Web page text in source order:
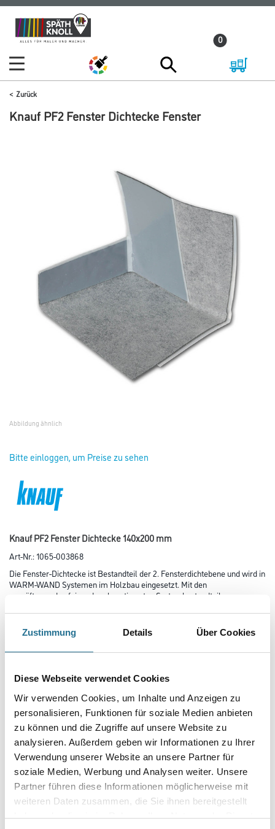
Zustimmung Details Über Cookies
Diese Webseite verwendet Cookies
Wir verwenden Cookies, um Inhalte und Anzeigen zu
personalisieren, Funktionen für soziale Medien anbieten
zu können und die Zugriffe auf unsere Website zu
analysieren. Außerdem geben wir Informationen zu Ihrer
Verwendung unserer Website an unsere Partner für
soziale Medien, Werbung und Analysen weiter. Unsere
Partner führen diese Informationen möglicherweise mit
weiteren Daten zusammen, die Sie ihnen bereitgestellt
haben oder die sie im Rahmen Ihrer Nutzung der Dienste
Zum
Inhalt
Zum
Navigationsmenü
0
Zurück
Knauf PF2 Fenster Dichtecke Fenster
Abbildung ähnlich
Bitte einloggen, um Preise zu sehen
Knauf PF2 Fenster Dichtecke 140x200 mm
Art-Nr.:1065-003868
Die Fenster-Dichtecke ist Bestandteil der 2. Fensterdichtebene und wird in
WARM-WAND Systemen im Holzbau eingesetzt. Mit den
geprüften und aufeinander abgestimmten Systembestandteilen von
der Konstruktion und feuchteempfindlicher Dämmstoffe erzielt.
Gebinde
Umrechnungsfaktoren